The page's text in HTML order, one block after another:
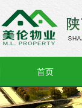
首页